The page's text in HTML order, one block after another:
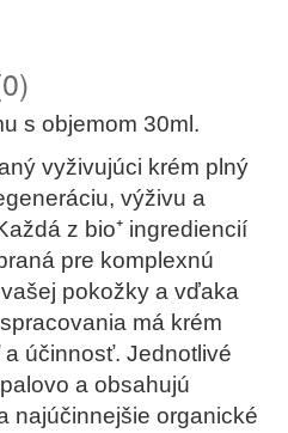
s objemom 30ml.
vyživujúci krém plný
výživu a
z bio⁺ ingrediencií
pre komplexnú
pokožky a vďaka
má krém
účinnosť. Jednotlivé
a obsahujú
najúčinnejšie organické